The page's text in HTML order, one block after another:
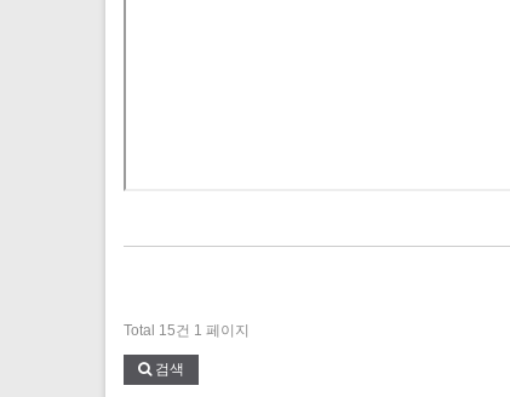
Total 15건 1 페이지
검색